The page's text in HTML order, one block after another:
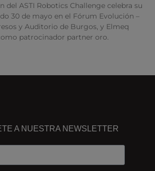
del ASTI Robotics Challenge celebra su
30 de mayo en el Fórum Evolución –
y Auditorio de Burgos, y Elmeq
patrocinador partner oro.
A NUESTRA NEWSLETTER